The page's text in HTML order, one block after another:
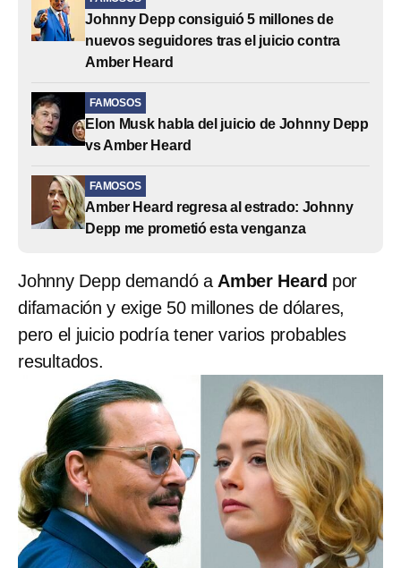
Johnny Depp consiguió 5 millones de
nuevos seguidores tras el juicio contra
Amber Heard
FAMOSOS
Elon Musk habla del juicio de Johnny Depp
vs Amber Heard
FAMOSOS
Amber Heard regresa al estrado: Johnny
Depp me prometió esta venganza
Johnny Depp demandó a Amber Heard por
difamación y exige 50 millones de dólares,
pero el juicio podría tener varios probables
resultados.